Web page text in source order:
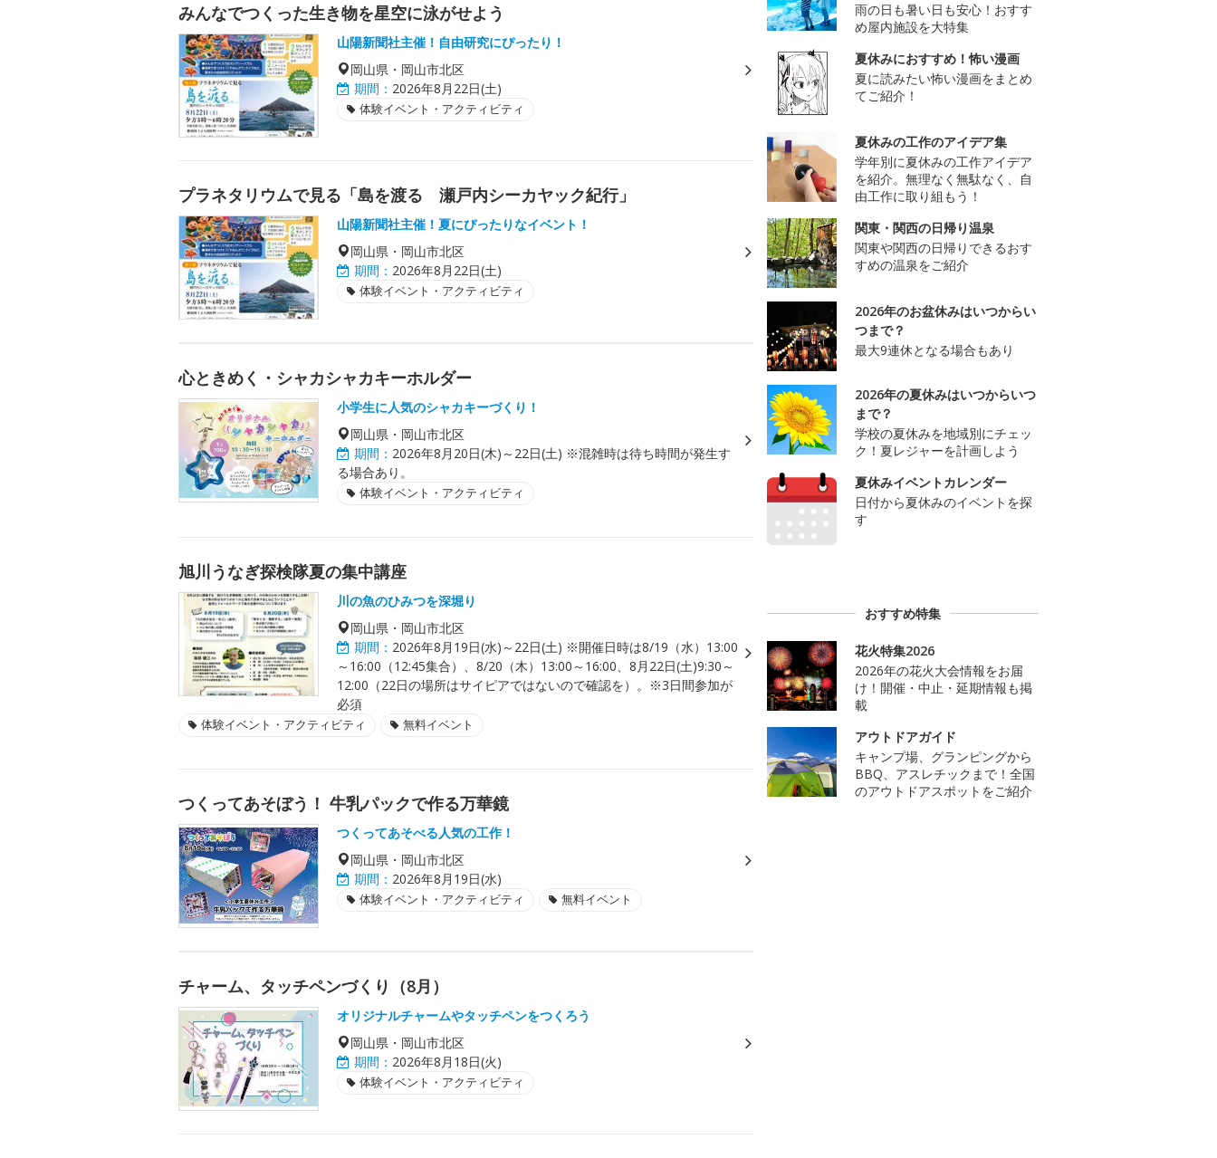
みんなでつくった生き物を星空に泳がせよう
山陽新聞社主催！自由研究にぴったり！
岡山県・岡山市北区
期間： 2026年8月22日(土)
体験イベント・アクティビティ
プラネタリウムで見る「島を渡る 瀬戸内シーカヤック紀行」
山陽新聞社主催！夏にぴったりなイベント！
岡山県・岡山市北区
期間： 2026年8月22日(土)
体験イベント・アクティビティ
心ときめく・シャカシャカキーホルダー
小学生に人気のシャカキーづくり！
岡山県・岡山市北区
期間： 2026年8月20日(木)～22日(土) ※混雑時は待ち時間が発生す
る場合あり。
体験イベント・アクティビティ
旭川うなぎ探検隊夏の集中講座
川の魚のひみつを深堀り
岡山県・岡山市北区
期間： 2026年8月19日(水)～22日(土) ※開催日時は8/19（水）13:00
～16:00（12:45集合）、8/20（木）13:00～16:00、8月22日(土)9:30～
12:00（22日の場所はサイピアではないので確認を）。※3日間参加が
必須
体験イベント・アクティビティ 無料イベント
つくってあそぼう！ 牛乳パックで作る万華鏡
つくってあそべる人気の工作！
岡山県・岡山市北区
期間： 2026年8月19日(水)
体験イベント・アクティビティ 無料イベント
チャーム、タッチペンづくり（8月）
オリジナルチャームやタッチペンをつくろう
岡山県・岡山市北区
期間： 2026年8月18日(火)
体験イベント・アクティビティ
雨の日も暑い日も安心！おすす
め屋内施設を大特集
夏休みにおすすめ！怖い漫画
夏に読みたい怖い漫画をまとめ
てご紹介！
夏休みの工作のアイデア集
学年別に夏休みの工作アイデア
を紹介。無理なく無駄なく、自
由工作に取り組もう！
関東・関西の日帰り温泉
関東や関西の日帰りできるおす
すめの温泉をご紹介
2026年のお盆休みはいつからい
つまで？
最大9連休となる場合もあり
2026年の夏休みはいつからいつ
まで？
学校の夏休みを地域別にチェッ
ク！夏レジャーを計画しよう
夏休みイベントカレンダー
日付から夏休みのイベントを探
す
おすすめ特集
花火特集2026
2026年の花火大会情報をお届
け！開催・中止・延期情報も掲
載
アウトドアガイド
キャンプ場、グランピングから
BBQ、アスレチックまで！全国
のアウトドアスポットをご紹介